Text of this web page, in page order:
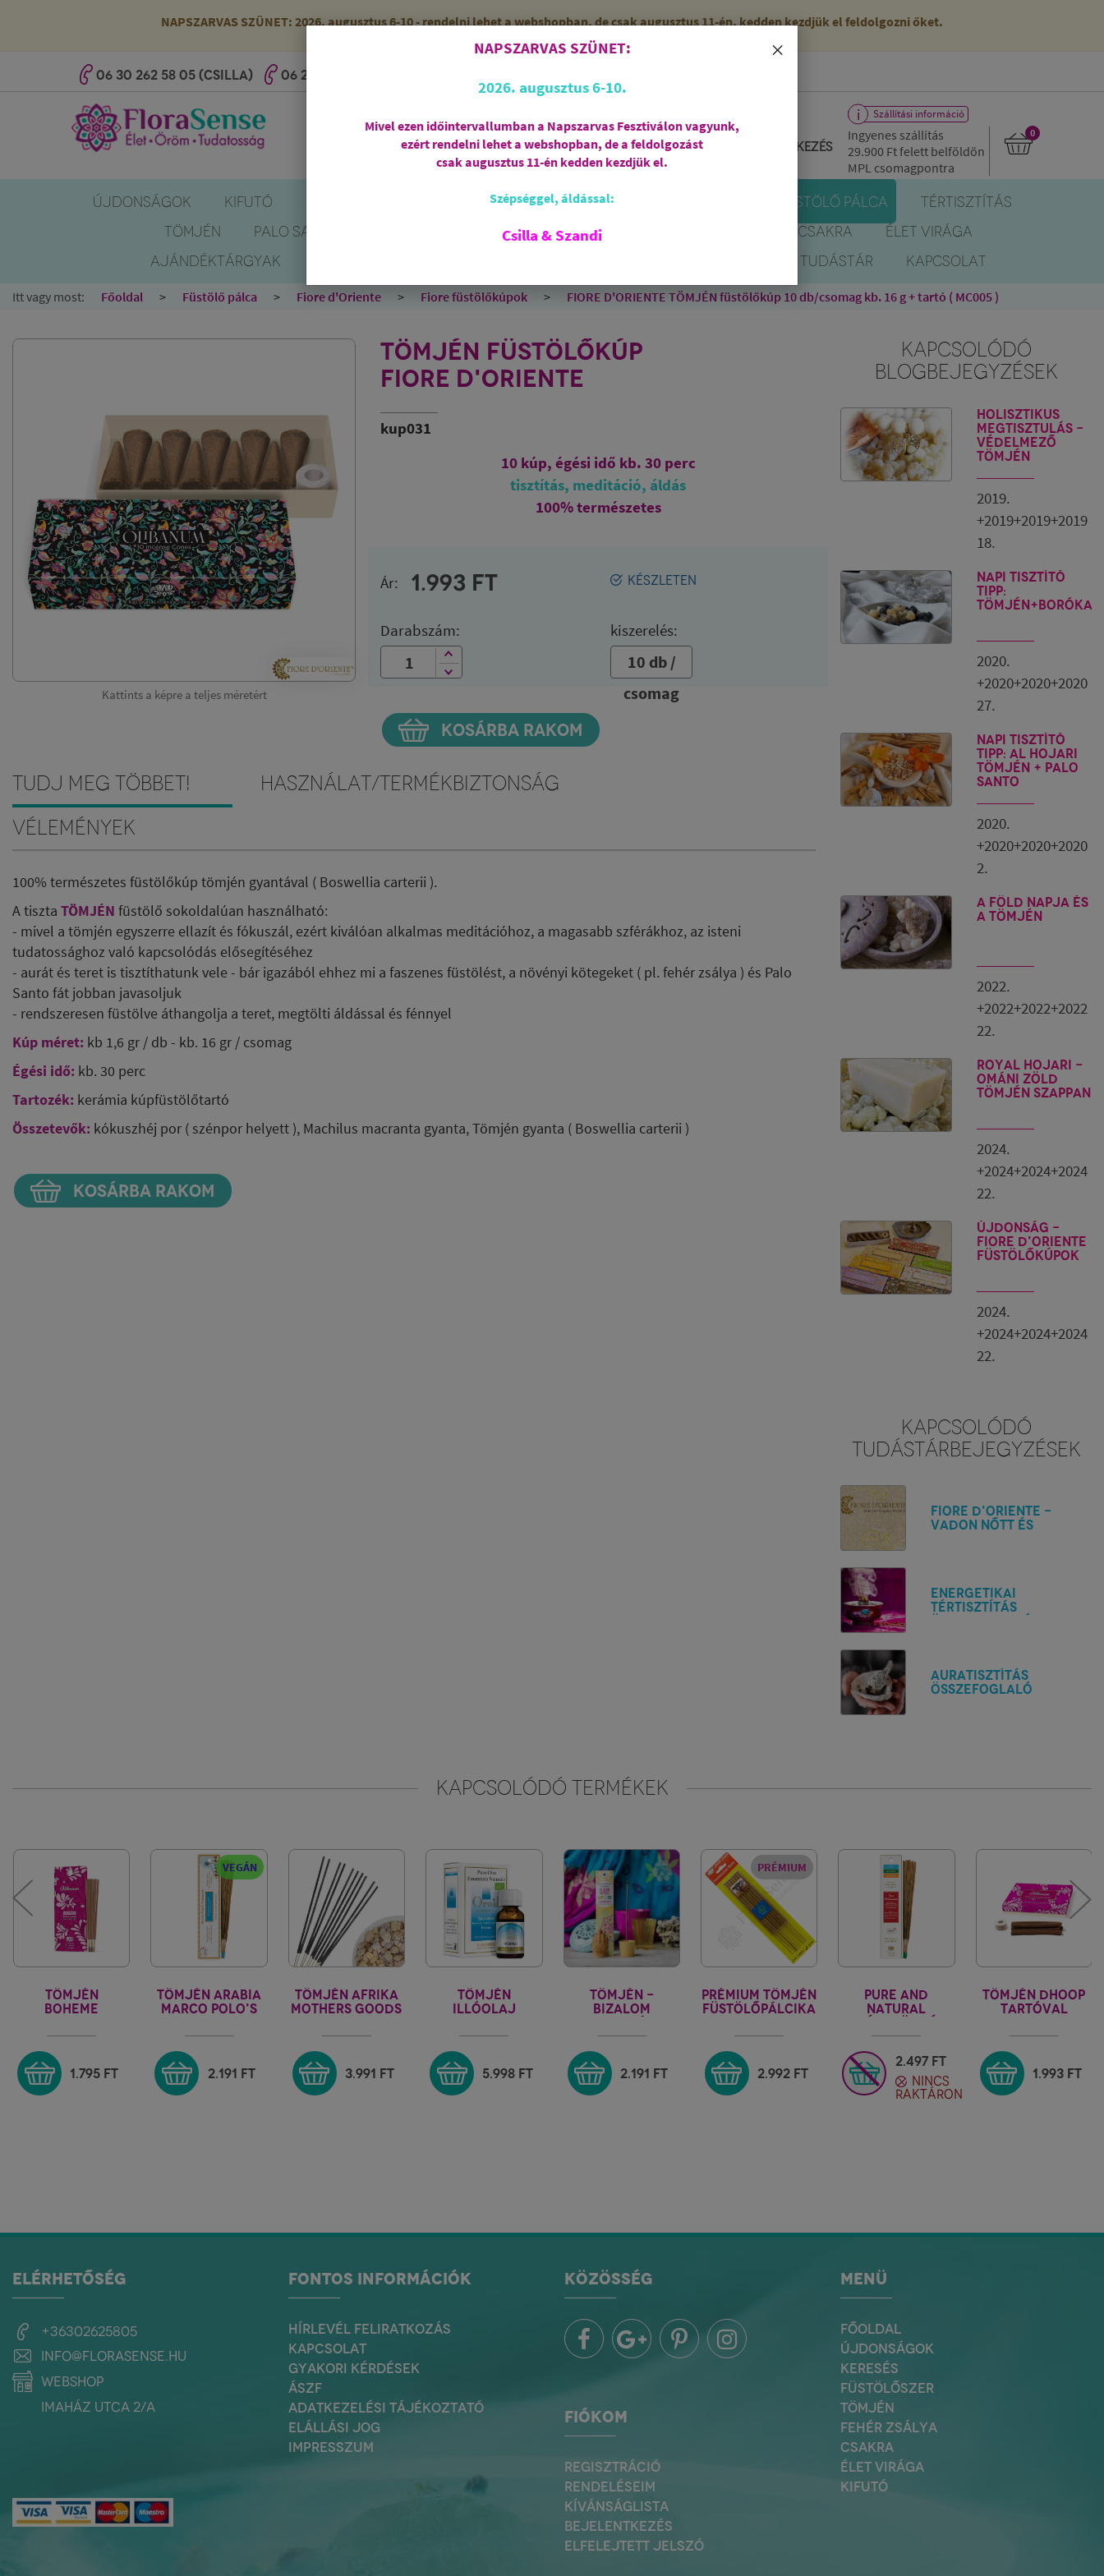
NAPSZARVAS SZÜNET: 2026. augusztus 6-10 - rendelni lehet a webshopban, de csak augusztus 11-én, kedden kezdjük el feldolgozni őket.
06 30 262 58 05 (CSILLA) 06 20 527 25 56 (SZANDI)
Regisztráció Bejelentkezés
Szállítási információ
Ingyenes szállítás
29.900 Ftfelett belföldön
MPL csomagpontra
0
ÚJDONSÁGOK KIFUTÓ AJÁNDÉKCSOMAGOK FÜSTÖLŐ PÁLCA
TÉRTISZTÍTÁS
TÖMJÉN
PALO SANTO SPIRIT OF OM CSAKRA
ÉLET VIRÁGA
AJÁNDÉKTÁRGYAK
TUDÁSTÁR KAPCSOLAT
Itt vagy most: Főoldal Füstölő pálca Fiore d'Oriente Fiore füstölőkúpok FIORE D'ORIENTE TÖMJÉN füstölőkúp 10 db/csomag kb. 16 g + tartó ( MC005 )
Kattints a képre a teljes méretért
TÖMJÉN FÜSTÖLŐKÚP
FIORE D'ORIENTE
kup031
10 kúp, égési idő kb. 30 perc
tisztítás, meditáció, áldás
100% természetes
KÉSZLETEN
Ár: 1.993 FT
Darabszám: kiszerelés:
10 db /
csomag
KOSÁRBA RAKOM
KAPCSOLÓDÓ
BLOGBEJEGYZÉSEK
Holisztikus
megtisztulás -
Védelmező
tömjén
2019.
+2019+2019+2019
18.
Napi tisztító
tipp:
tömjén+boróka
2020.
+2020+2020+2020
27.
Napi tisztító
tipp: Al Hojari
tömjén + Palo
Santo
2020.
+2020+2020+2020
2.
A Föld napja és
a tömjén
2022.
+2022+2022+2022
22.
Royal Hojari -
ománi zöld
tömjén szappan
2024.
+2024+2024+2024
22.
Újdonság -
Fiore D'Oriente
füstölőkúpok
2024.
+2024+2024+2024
22.
KAPCSOLÓDÓ
TUDÁSTÁRBEJEGYZÉSEK
Fiore d'Oriente -
Vadon nőtt és
Energetikai
tértisztítás
Auratisztítás
összefoglaló
Tudj meg többet!
Használat/Termékbiztonság
Vélemények
100% természetes füstölőkúp tömjén gyantával ( Boswellia carterii ).
A tiszta TÖMJÉN füstölő sokoldalúan használható:
- mivel a tömjén egyszerre ellazít és fókuszál, ezért kiválóan alkalmas meditációhoz, a magasabb szférákhoz, az isteni
tudatossághoz való kapcsolódás elősegítéséhez
- aurát és teret is tisztíthatunk vele - bár igazából ehhez mi a faszenes füstölést, a növényi kötegeket ( pl. fehér zsálya ) és Palo
Santo fát jobban javasoljuk
- rendszeresen füstölve áthangolja a teret, megtölti áldással és fénnyel
Kúp méret: kb 1,6 gr / db - kb. 16 gr / csomag
Égési idő: kb. 30 perc
Tartozék: kerámia kúpfüstölőtartó
Összetevők: kókuszhéj por ( szénpor helyett ), Machilus macranta gyanta, Tömjén gyanta ( Boswellia carterii )
KOSÁRBA RAKOM
KAPCSOLÓDÓ TERMÉKEK
TÖMJÉN
BOHEME
1.795 FT
VEGÁN
TÖMJÉN ARABIA
MARCO POLO'S
2.191 FT
TÖMJÉN AFRIKA
MOTHERS GOODS
3.991 FT
TÖMJÉN
ILLÓOLAJ
5.998 FT
TÖMJÉN -
BIZALOM
2.191 FT
PRÉMIUM
PRÉMIUM TÖMJÉN
FÜSTÖLŐPÁLCIKA
2.992 FT
PURE AND
NATURAL
FÜSTÖLŐPÁLCIKA
2.497 FT
NINCS
RAKTÁRON
TÖMJÉN DHOOP
TARTÓVAL
1.993 FT
MENÜ
FŐOLDAL
ÚJDONSÁGOK
KERESÉS
FÜSTÖLŐSZER
TÖMJÉN
FEHÉR ZSÁLYA
CSAKRA
ÉLET VIRÁGA
KIFUTÓ
ELÉRHETŐSÉG
+36302625805
info@florasense.hu
webshop
Imaház utca 2/a
FONTOS INFORMÁCIÓK
HÍRLEVÉL FELIRATKOZÁS
KAPCSOLAT
GYAKORI KÉRDÉSEK
ÁSZF
ADATKEZELÉSI TÁJÉKOZTATÓ
ELÁLLÁSI JOG
IMPRESSZUM
KÖZÖSSÉG
FIÓKOM
REGISZTRÁCIÓ
RENDELÉSEIM
KÍVÁNSÁGLISTA
BEJELENTKEZÉS
ELFELEJTETT JELSZÓ
×
NAPSZARVAS SZÜNET:
2026. augusztus 6-10.
Mivel ezen időintervallumban a Napszarvas Fesztiválon vagyunk,
ezért rendelni lehet a webshopban, de a feldolgozást
csak augusztus 11-én kedden kezdjük el.
Szépséggel, áldással:
Csilla & Szandi